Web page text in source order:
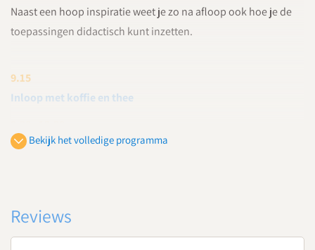
Naast een hoop inspiratie weet je zo na afloop ook hoe je de
toepassingen didactisch kunt inzetten.
9.15
Inloop met koffie en thee
Inspiratiereis
Welke ICT-toepassingen passen bij welke didactische fase?
Bekijk het volledige programma
Reviews